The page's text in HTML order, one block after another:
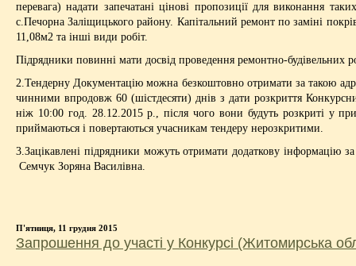
перевага) надати запечатані цінові пропозиції для виконання
с.Печорна Заліщицького району. Капітальний ремонт по заміні
11,08м2 та інші види робіт.
Підрядники повинні мати досвід проведення ремонтно-будівельних
2.Тендерну Документацію можна безкоштовно отримати за такою
чинними впродовж 60 (шістдесяти) днів з дати розкриття
ніж 10:00 год. 28.12.2015 р., після чого вони будуть розкриті у
приймаються і повертаються учасникам тендеру нерозкритими.
3.Зацікавлені підрядники можуть отримати додаткову інформацію
Семчук Зоряна Василівна.
П'ятниця, 11 грудня 2015
Запрошення до участі у Конкурсі (Житомирська